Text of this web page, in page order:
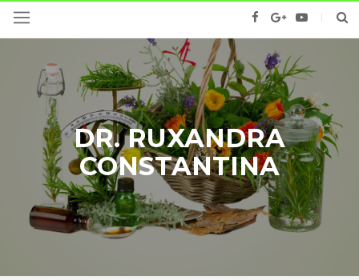
DR. RUXANDRA
CONSTANTINA